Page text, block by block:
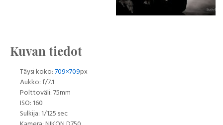
Kuvan tiedot
Täysi koko:709×709px
Aukko: f/7.1
Polttoväli: 75mm
ISO: 160
Sulkija: 1/125 sec